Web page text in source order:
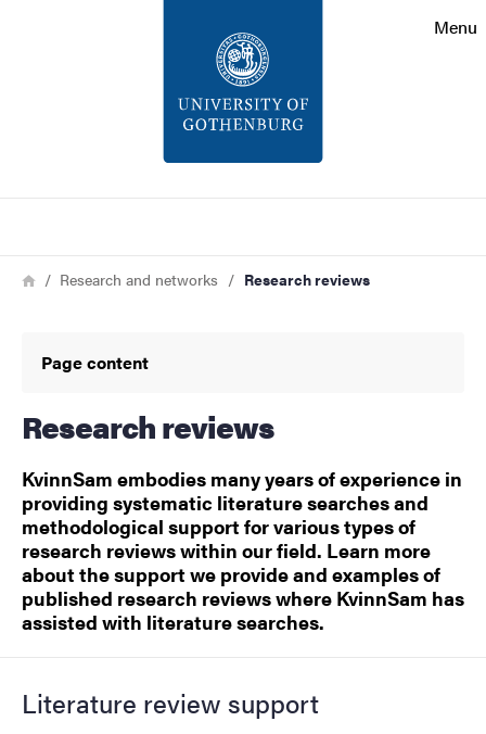
Menu
Breadcrumb
HomeResearch and networks Research reviews
Page content
Research reviews
KvinnSam embodies many years of experience in
providing systematic literature searches and
methodological support for various types of
research reviews within our field. Learn more
about the support we provide and examples of
published research reviews where KvinnSam has
assisted with literature searches.
Literature review support